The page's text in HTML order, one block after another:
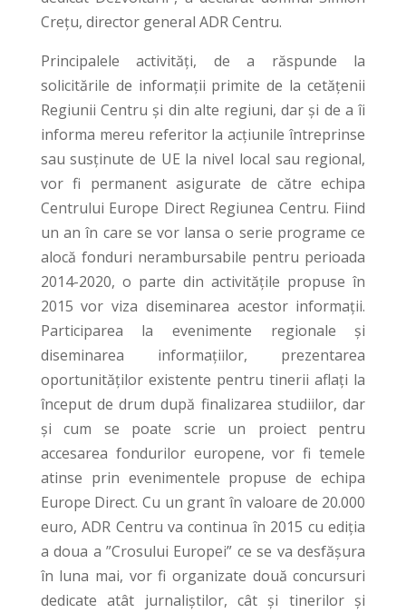
Crețu, director general ADR Centru.
Principalele activități, de a răspunde la
solicitările de informații primite de la cetățenii
Regiunii Centru și din alte regiuni, dar și de a îi
informa mereu referitor la acțiunile întreprinse
sau susținute de UE la nivel local sau regional,
vor fi permanent asigurate de către echipa
Centrului Europe Direct Regiunea Centru. Fiind
un an în care se vor lansa o serie programe ce
alocă fonduri nerambursabile pentru perioada
2014-2020, o parte din activitățile propuse în
2015 vor viza diseminarea acestor informații.
Participarea la evenimente regionale și
diseminarea informațiilor, prezentarea
oportunităților existente pentru tinerii aflați la
început de drum după finalizarea studiilor, dar
și cum se poate scrie un proiect pentru
accesarea fondurilor europene, vor fi temele
atinse prin evenimentele propuse de echipa
Europe Direct. Cu un grant în valoare de 20.000
euro, ADR Centru va continua în 2015 cu ediția
a doua a ”Crosului Europei” ce se va desfășura
în luna mai, vor fi organizate două concursuri
dedicate atât jurnaliștilor, cât și tinerilor și